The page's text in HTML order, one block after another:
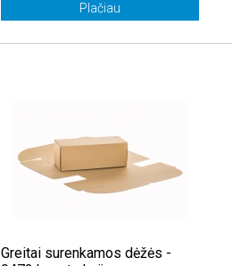
Plačiau
Greitai surenkamos dėžės -